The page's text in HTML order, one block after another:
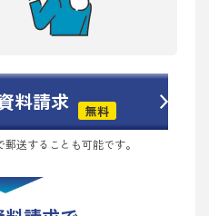
料請求 無料
送することも可能です。